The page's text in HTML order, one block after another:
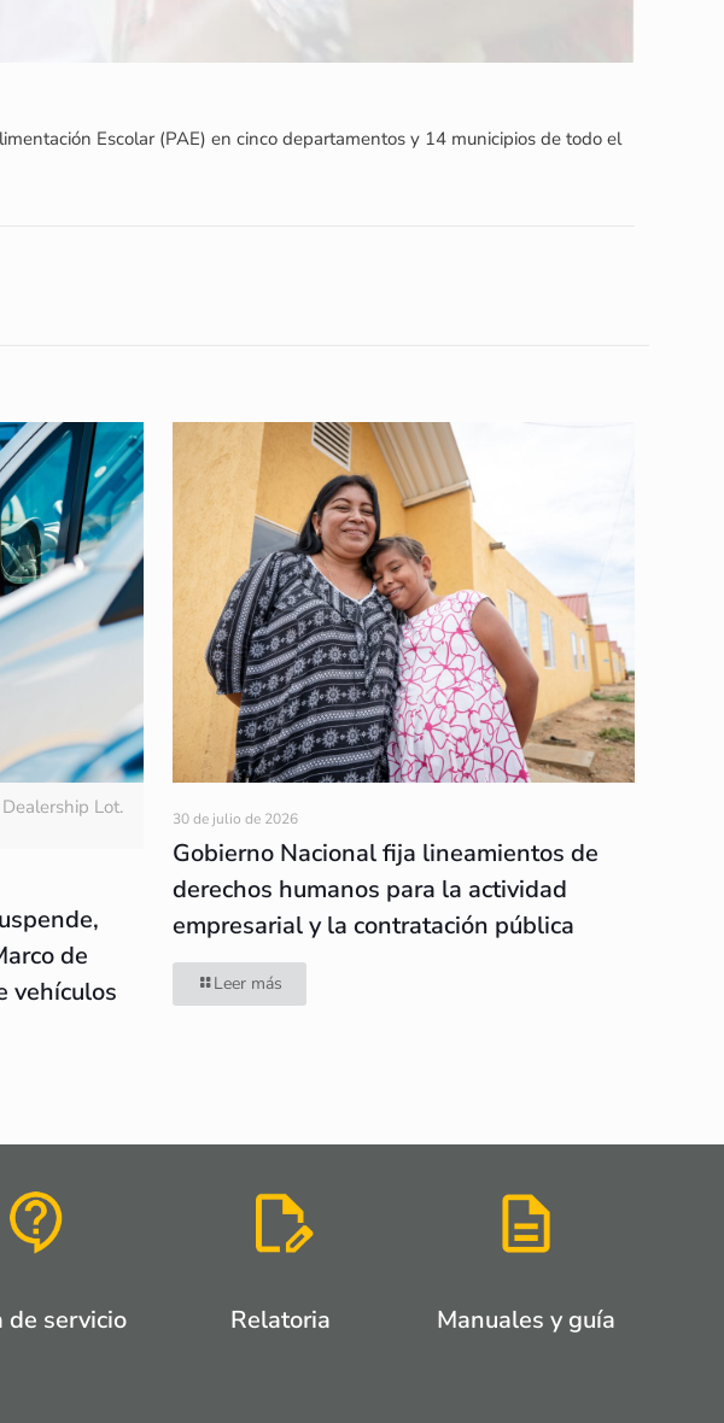
Escolar (PAE) en cinco departamentos y 14 municipios de todo el
Lot.
de
vehículos
30 de julio de 2026
Gobierno Nacional fija lineamientos de
derechos humanos para la actividad
empresarial y la contratación pública
Leer más
de servicio Relatoria Manuales y guía